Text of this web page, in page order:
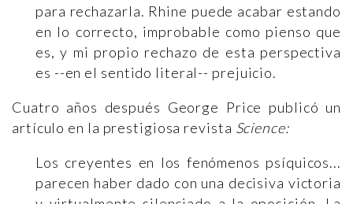
para rechazarla. Rhine puede acabar estando
en lo correcto, improbable como pienso que
es, y mi propio rechazo de esta perspectiva
es --en el sentido literal-- prejuicio.
Cuatro años después George Price publicó un
artículo en la prestigiosa revista Science:
Los creyentes en los fenómenos psíquicos...
parecen haber dado con una decisiva victoria